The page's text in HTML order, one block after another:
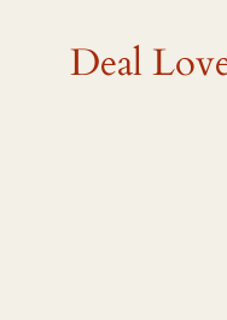
Deal